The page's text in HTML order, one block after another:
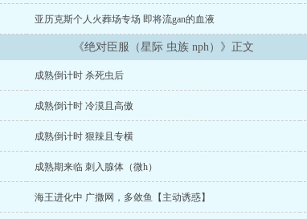
亚历克斯个人火葬场专场 即将流gan的血液
《绝对臣服（星际 虫族 nph）》正文
成熟倒计时 杀死虫后
成熟倒计时 冷漠且高傲
成熟倒计时 狠辣且专横
成熟期来临 刺入腺体（微h）
海王进化中 广撒网，多敛鱼【主动诱惑】